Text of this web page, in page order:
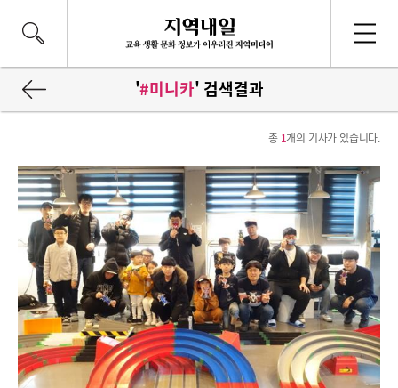
'#미니카' 검색결과
총 1개의 기사가 있습니다.